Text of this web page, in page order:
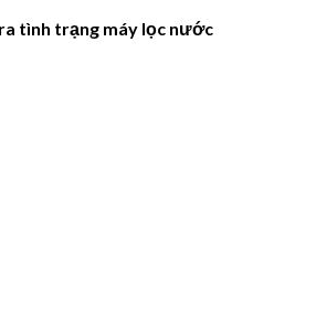
tình trạng máy lọc nước